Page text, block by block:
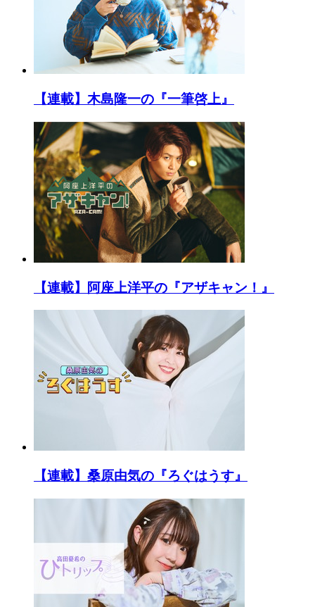
【連載】木島隆一の『一筆啓上』
【連載】阿座上洋平の『アザキャン！』
【連載】桑原由気の『ろぐはうす』